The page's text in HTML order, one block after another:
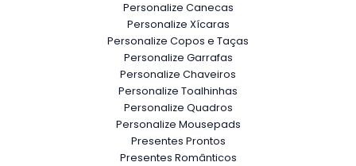
Personalize Canecas
Personalize Xícaras
Personalize Copos e Taças
Personalize Garrafas
Personalize Chaveiros
Personalize Toalhinhas
Personalize Quadros
Personalize Mousepads
Presentes Prontos
Presentes Românticos